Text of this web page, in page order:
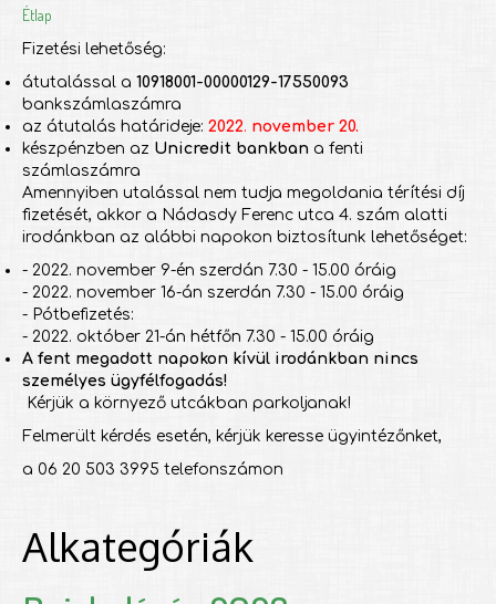
Étlap
Fizetési lehetőség:
átutalással a 10918001-00000129-17550093
bankszámlaszámra
az átutalás határideje: 2022. november 20.
készpénzben az Unicredit bankban a fenti
számlaszámra
Amennyiben utalással nem tudja megoldania térítési díj
fizetését, akkor a Nádasdy Ferenc utca 4. szám alatti
irodánkban az alábbi napokon biztosítunk lehetőséget:
- 2022. november 9-én szerdán 7.30 - 15.00 óráig
- 2022. november 16-án szerdán 7.30 - 15.00 óráig
- Pótbefizetés:
- 2022. október 21-án hétfőn 7.30 - 15.00 óráig
A fent megadott napokon kívül irodánkban nincs
személyes ügyfélfogadás!
Kérjük a környező utcákban parkoljanak!
Felmerült kérdés esetén, kérjük keresse ügyintézőnket,
a 06 20 503 3995 telefonszámon
Alkategóriák